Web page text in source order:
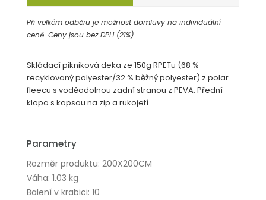
Při velkém odběru je možnost domluvy na individuální
ceně. Ceny jsou bez DPH (21%).
Skládací pikniková deka ze 150g RPETu (68 %
recyklovaný polyester/32 % běžný polyester) z polar
fleecu s voděodolnou zadní stranou z PEVA. Přední
klopa s kapsou na zip a rukojetí.
Parametry
Rozměr produktu: 200X200CM
Váha: 1.03 kg
Balení v krabici: 10